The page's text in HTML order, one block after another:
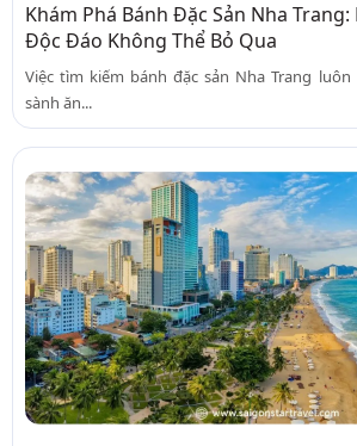
Khám Phá Bánh Đặc Sản Nha
Độc Đáo Không Thể Bỏ Qua
Việc tìm kiếm bánh đặc sản Nha Trang
sành ăn...